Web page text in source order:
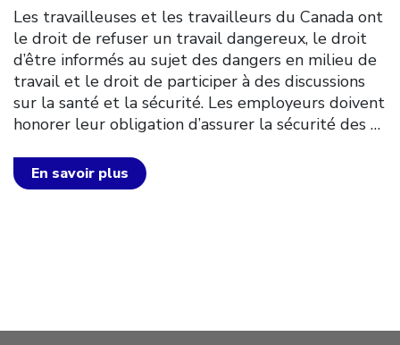
Les travailleuses et les travailleurs du Canada ont
le droit de refuser un travail dangereux, le droit
d’être informés au sujet des dangers en milieu de
travail et le droit de participer à des discussions
sur la santé et la sécurité. Les employeurs doivent
honorer leur obligation d’assurer la sécurité des …
En savoir plus